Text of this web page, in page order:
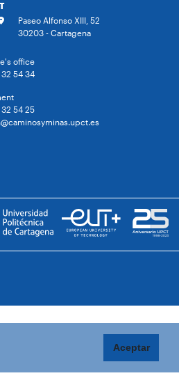
Aceptar
Paseo Alfonso XIII, 52
30203 - Cartagena
office
54 34
54 25